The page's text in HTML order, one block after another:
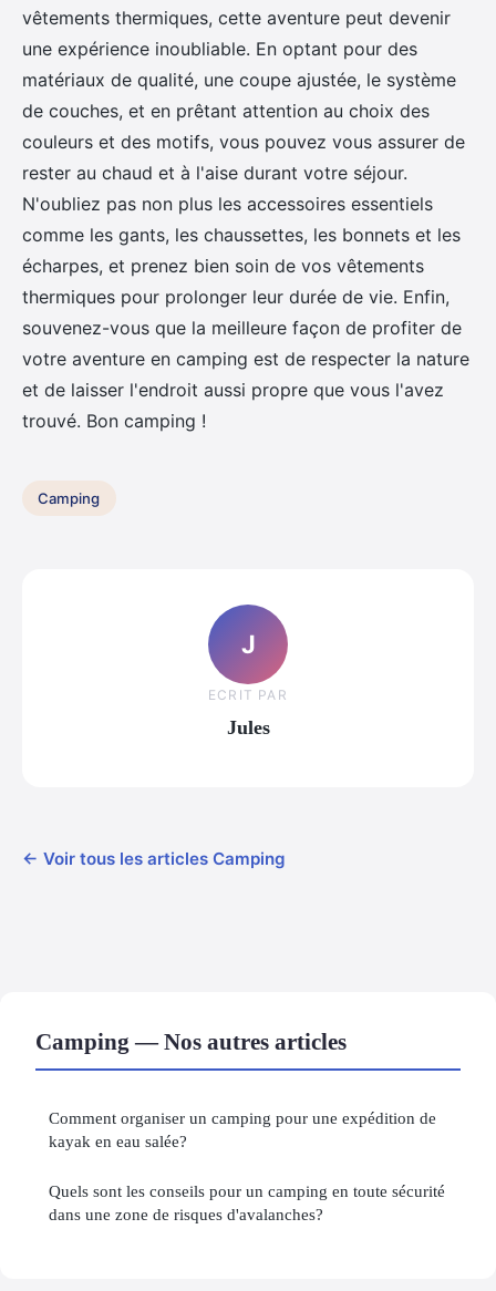
vêtements thermiques, cette aventure peut devenir
une expérience inoubliable. En optant pour des
matériaux de qualité, une coupe ajustée, le système
de couches, et en prêtant attention au choix des
couleurs et des motifs, vous pouvez vous assurer de
rester au chaud et à l'aise durant votre séjour.
N'oubliez pas non plus les accessoires essentiels
comme les gants, les chaussettes, les bonnets et les
écharpes, et prenez bien soin de vos vêtements
thermiques pour prolonger leur durée de vie. Enfin,
souvenez-vous que la meilleure façon de profiter de
votre aventure en camping est de respecter la nature
et de laisser l'endroit aussi propre que vous l'avez
trouvé. Bon camping !
Camping
J
ECRIT PAR
Jules
← Voir tous les articles Camping
Camping — Nos autres articles
Comment organiser un camping pour une expédition de
kayak en eau salée?
Quels sont les conseils pour un camping en toute sécurité
dans une zone de risques d'avalanches?